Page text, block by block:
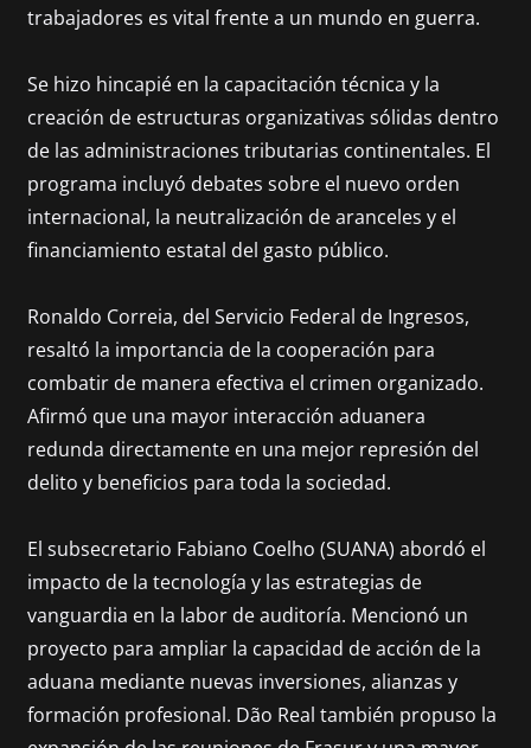
trabajadores es vital frente a un mundo en guerra.
Se hizo hincapié en la capacitación técnica y la
creación de estructuras organizativas sólidas dentro
de las administraciones tributarias continentales. El
programa incluyó debates sobre el nuevo orden
internacional, la neutralización de aranceles y el
financiamiento estatal del gasto público.
Ronaldo Correia, del Servicio Federal de Ingresos,
resaltó la importancia de la cooperación para
combatir de manera efectiva el crimen organizado.
Afirmó que una mayor interacción aduanera
redunda directamente en una mejor represión del
delito y beneficios para toda la sociedad.
El subsecretario Fabiano Coelho (SUANA) abordó el
impacto de la tecnología y las estrategias de
vanguardia en la labor de auditoría. Mencionó un
proyecto para ampliar la capacidad de acción de la
aduana mediante nuevas inversiones, alianzas y
formación profesional. Dão Real también propuso la